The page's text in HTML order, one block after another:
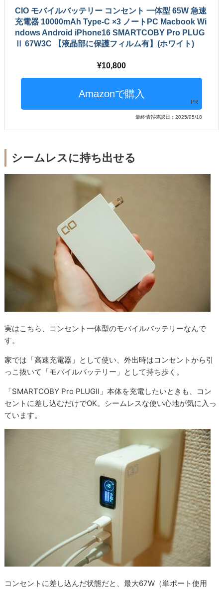
CIO モバイルバッテリー コンセント 一体型 65W 急速
充電器 10000mAh Type-C ×3 ノートPC Macbook Wi
ndows Android iPhone16 SMARTCOBY Pro PLUG
Ⅱ 67W3C 【液晶部に保護フィルム有】(ホワイト)
10,800
PR
最終情報確認日：2025/05/18
シームレスに持ち出せる
実はこちら、コンセント一体型のモバイルバッテリーなんで
す。
家では「高速充電器」として使い、外出時はコンセントから引
っこ抜いて「モバイルバッテリー」として持ち歩く。
「SMARTCOBY Pro PLUGⅡ」本体を充電したいときも、コン
セントに差し込むだけでOK。シームレスな使い心地が気に入っ
ています。
コンセントに差し込んだ状態だと、最大67W（単ポート使用